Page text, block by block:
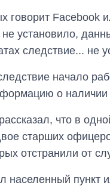
говорит Facebook
установило,
следствие... не
начало
о
что в
старших
отстранили от
пункт